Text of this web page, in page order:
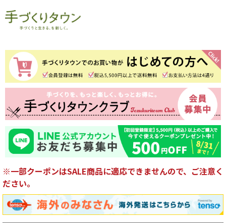
※一部クーポンはSALE商品に適応できませんので、ご注意く
ださい。